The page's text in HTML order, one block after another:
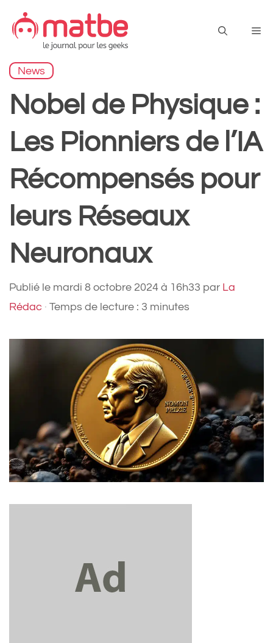
contenu
News
Nobel de Physique :
Les Pionniers de l’IA
Récompensés pour
leurs Réseaux
Neuronaux
Publié le mardi 8 octobre 2024 à 16h33 par La
Rédac · Temps de lecture : 3 minutes